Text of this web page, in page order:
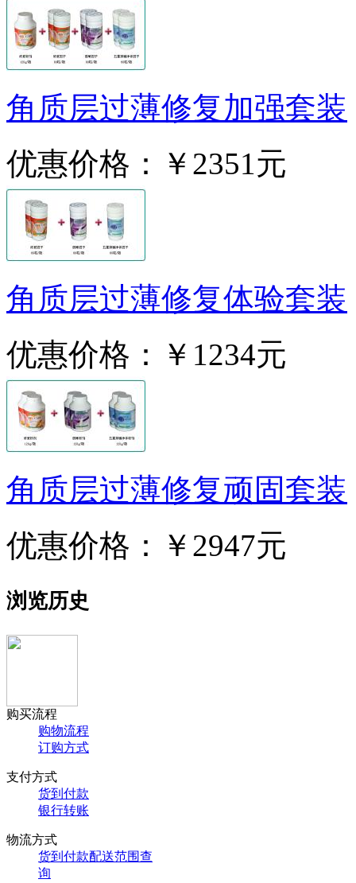
角质层过薄修复加强套装
优惠价格：
￥2351元
角质层过薄修复体验套装
优惠价格：
￥1234元
角质层过薄修复顽固套装
优惠价格：
￥2947元
浏览历史
购买流程
购物流程
订购方式
支付方式
货到付款
银行转账
物流方式
货到付款配送范围查
询